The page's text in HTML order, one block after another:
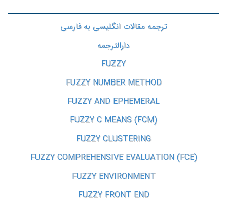
ترجمه مقالات انگلیسی به فارسی
دارالترجمه
FUZZY
FUZZY NUMBER METHOD
FUZZY AND EPHEMERAL
FUZZY C MEANS (FCM)
FUZZY CLUSTERING
FUZZY COMPREHENSIVE EVALUATION (FCE)
FUZZY ENVIRONMENT
FUZZY FRONT END